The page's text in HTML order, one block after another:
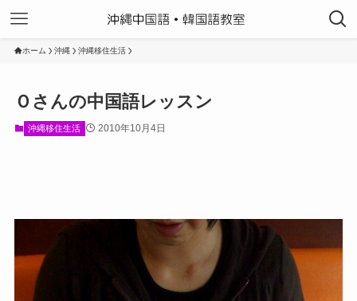
ホーム 沖縄 沖縄移住生活
Ｏさんの中国語レッスン
沖縄移住生活 2010年10月4日